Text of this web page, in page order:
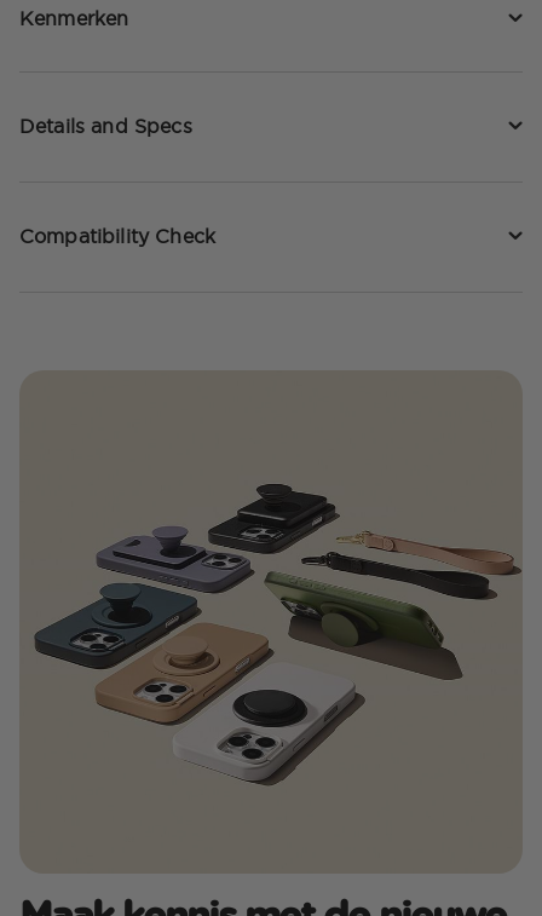
Kenmerken
Details and Specs
Compatibility Check